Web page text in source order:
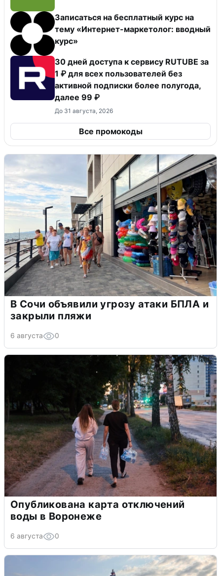
Записаться на бесплатный курс на
тему «Интернет-маркетолог: вводный
курс»
30 дней доступа к сервису RUTUBE за
1 ₽ для всех пользователей без
активной подписки более полугода,
далее 99 ₽
До 31 августа, 2026
Все промокоды
В Сочи объявили угрозу атаки БПЛА и
закрыли пляжи
6 августа 0
Опубликована карта отключений
воды в Воронеже
6 августа 0